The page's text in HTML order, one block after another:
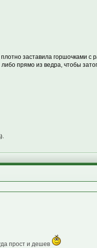
заставила горшочками
прямо из ведра, чтобы
прост и дешев